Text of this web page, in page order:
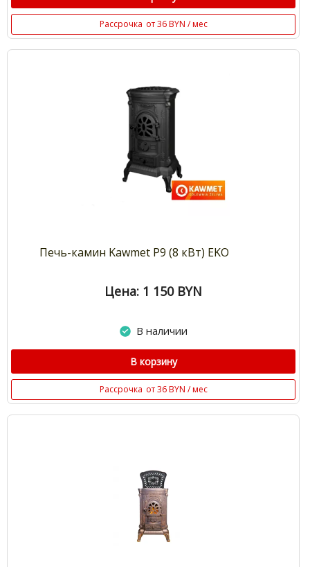
Рассрочка от 36 BYN / мес
Печь-камин Kawmet P9 (8 кВт) EKO
Цена: 1 150 BYN
В наличии
В корзину
Рассрочка от 36 BYN / мес